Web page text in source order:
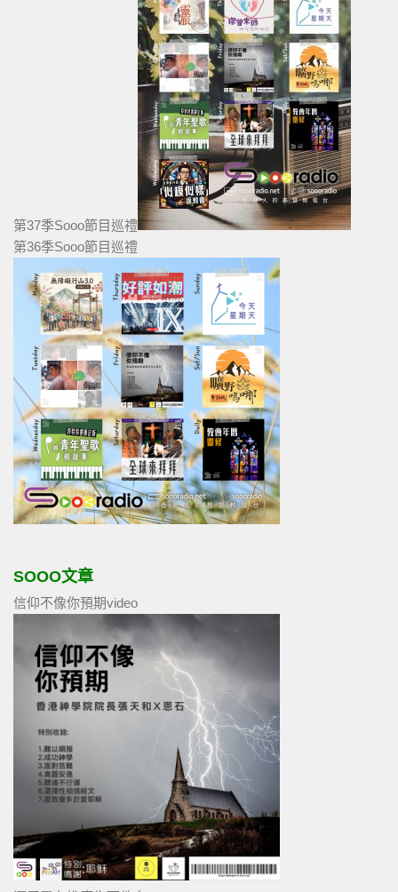
第37季Sooo節目巡禮
第36季Sooo節目巡禮
SOOO文章
信仰不像你預期video